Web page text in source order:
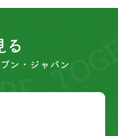
る
ン・ジャパン